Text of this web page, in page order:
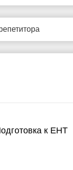
к ЕНТ
11
Нет
свободных